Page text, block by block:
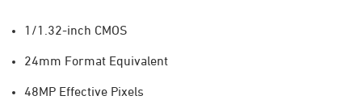
1/1.32-inch CMOS
24mm Format Equivalent
48MP Effective Pixels